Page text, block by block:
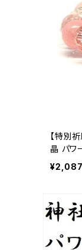
【特別祈
晶 パワ
¥2,087